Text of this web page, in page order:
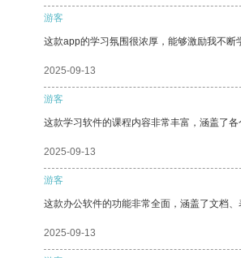
游客
这款app的学习氛围很浓厚，能够激励我不断
2025-09-13
游客
这款学习软件的课程内容非常丰富，涵盖了
2025-09-13
游客
这款办公软件的功能非常全面，涵盖了文档
2025-09-13